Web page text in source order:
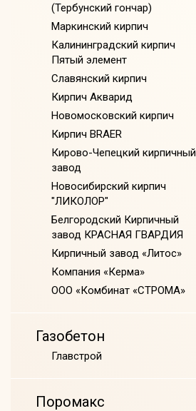
(Тербунский гончар)
Маркинский кирпич
Калининградский кирпич
Пятый элемент
Славянский кирпич
Кирпич Акварид
Новомосковский кирпич
Кирпич BRAER
Кирово-Чепецкий кирпичный
завод
Новосибирский кирпич
"ЛИКОЛОР"
Белгородский Кирпичный
завод КРАСНАЯ ГВАРДИЯ
Кирпичный завод «Литос»
Компания «Керма»
ООО «Комбинат «СТРОМА»
Газобетон
Главстрой
Поромакс